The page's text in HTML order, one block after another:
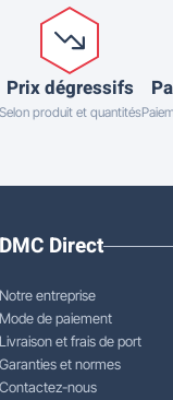
Prix dégressifs
Selon produit et quantités
DMC Direct
Notre entreprise
Mode de paiement
Livraison et frais de port
Garanties et normes
Contactez-nous